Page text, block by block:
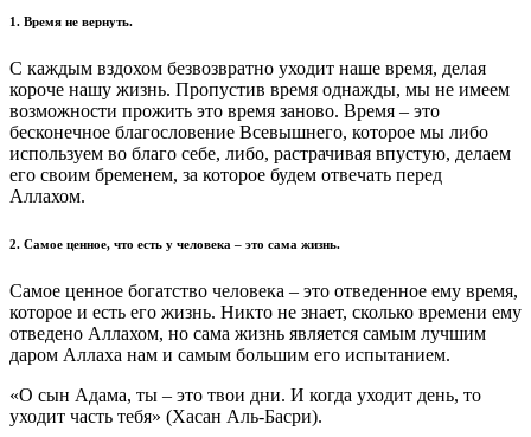
1. Время не вернуть.
С каждым вздохом безвозвратно уходит наше время, делая
короче нашу жизнь. Пропустив время однажды, мы не имеем
возможности прожить это время заново. Время – это
бесконечное благословение Всевышнего, которое мы либо
используем во благо себе, либо, растрачивая впустую, делаем
его своим бременем, за которое будем отвечать перед
Аллахом.
2. Самое ценное, что есть у человека – это сама жизнь.
Самое ценное богатство человека – это отведенное ему время,
которое и есть его жизнь. Никто не знает, сколько времени ему
отведено Аллахом, но сама жизнь является самым лучшим
даром Аллаха нам и самым большим его испытанием.
«О сын Адама, ты – это твои дни. И когда уходит день, то
уходит часть тебя» (Хасан Аль-Басри).